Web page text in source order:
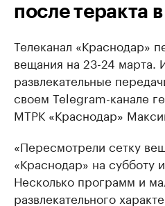
после теракта
Телеканал «Краснодар»
вещания на 23-24 марта.
развлекательные
своем Telegram-канале
МТРК «Краснодар»
«Пересмотрели сетку
«Краснодар» на субботу
Несколько программ и
развлекательного